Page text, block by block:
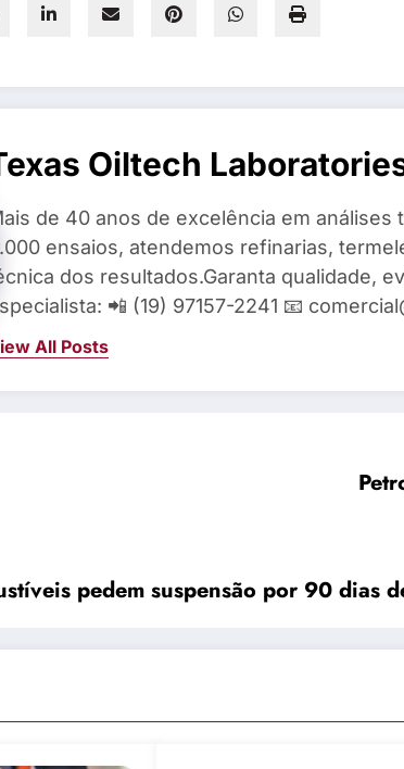
Oiltech
de 40 anos de excelência em
ensaios, atendemos refinarias,
dos resultados.Garanta qualidade,
📲 (19) 97157-2241 📧
All Posts
pedem suspensão por 90 dias